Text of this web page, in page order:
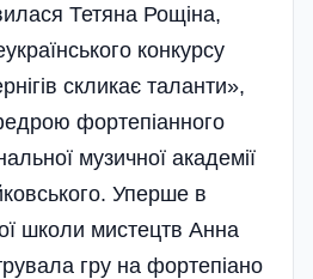
Тетяна Рощіна,
конкурсу
скликає таланти»,
фортепіанного
музичної академії
Уперше в
школи мистецтв Анна
гру на фортепіано